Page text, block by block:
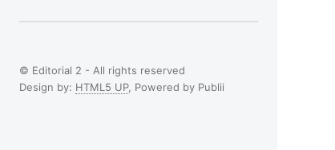
© Editorial 2 - All rights reserved
Design by: HTML5 UP, Powered by Publii